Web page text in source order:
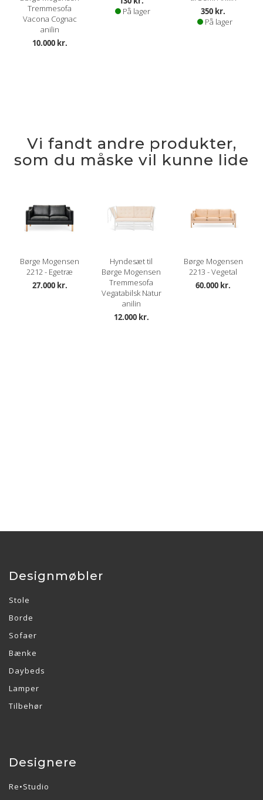
Tremmesofa
Vacona Cognac
anilin
10.000 kr.
På lager
350 kr.
På lager
Vi fandt andre produkter,
som du måske vil kunne lide
Børge Mogensen
2212 - Egetræ
27.000 kr.
Hyndesæt til
Børge Mogensen
Tremmesofa
Vegatabilsk Natur
anilin
12.000 kr.
Børge Mogensen
2213 - Vegetal
60.000 kr.
Designmøbler
Stole
Borde
Sofaer
Bænke
Daybeds
Lamper
Tilbehør
Designere
Re•Studio